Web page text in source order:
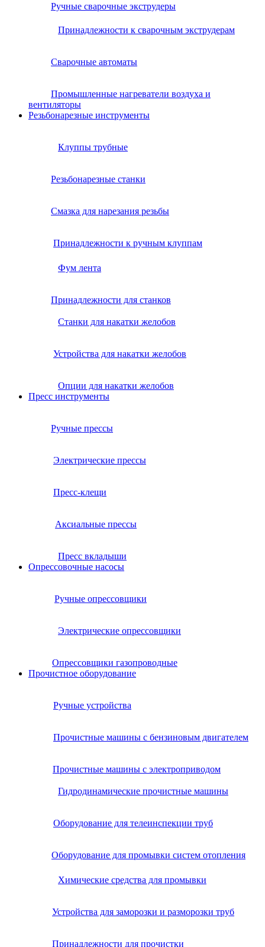
Ручные сварочные экструдеры
Принадлежности к сварочным экструдерам
Сварочные автоматы
Промышленные нагреватели воздуха и
вентиляторы
Резьбонарезные инструменты
Клуппы трубные
Резьбонарезные станки
Смазка для нарезания резьбы
Принадлежности к ручным клуппам
Фум лента
Принадлежности для станков
Станки для накатки желобов
Устройства для накатки желобов
Опции для накатки желобов
Пресс инструменты
Ручные прессы
Электрические прессы
Пресс-клещи
Аксиальные прессы
Пресс вкладыши
Опрессовочные насосы
Ручные опрессовщики
Электрические опрессовщики
Опрессовщики газопроводные
Прочистное оборудование
Ручные устройства
Прочистные машины с бензиновым двигателем
Прочистные машины с электроприводом
Гидродинамические прочистные машины
Оборудование для телеинспекции труб
Оборудование для промывки систем отопления
Химические средства для промывки
Устройства для заморозки и разморозки труб
Принадлежности для прочистки